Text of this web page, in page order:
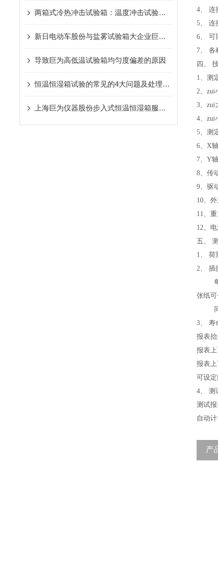
两箱式冷热冲击试验箱：温度冲击试验的结构设计与技术特点
新日电动车股份与盐雾试验箱大企业巨为仪器牵手合作
导致巨为高低温试验箱均匀度偏差的原因
恒温恒湿箱试验的常见的4大问题及处理方法
上海巨为仪器股份步入式恒温恒湿箱服务获点赞
4、 连
5、 连
6、 可
7、 各
四、
1、测
2、zui
3、zui
4、zui
5、测
6、X
7、Y
8、传
9、驱
10、
11、
12、
五、
1、 荷
2、 插
每一
张纸
同时
3、 寿
报表
报表
报表
可设
4、 测
测试
自动
产